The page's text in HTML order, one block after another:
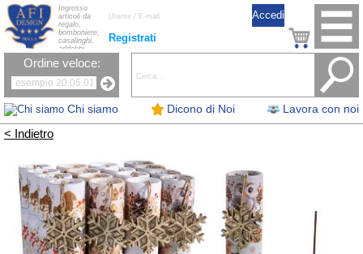
Chi siamo Dicono di Noi Lavora con noi
Registrati
Ingrosso
articoli da
regalo,
bomboniere,
casalinghi,
addobbi
natalizi, nastri,
oggettistica,
la tavola, fiori
artificiali e
candele.
Ordine veloce:
< Indietro